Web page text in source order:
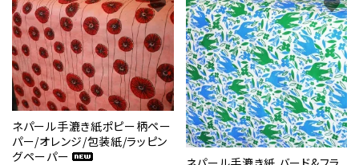
ネパール手漉き紙ポピー柄ペー
パー/オレンジ/包装紙/ラッピン
グペーパー
favorite favorite
close